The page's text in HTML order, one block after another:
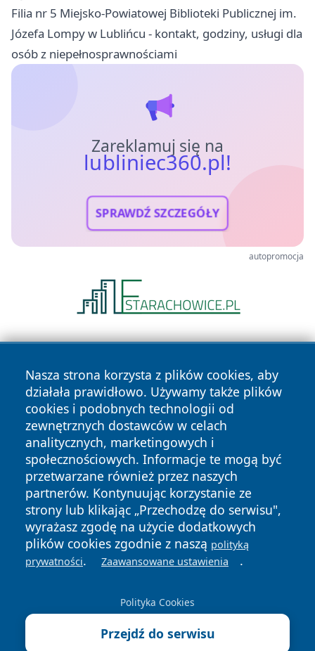
Filia nr 5 Miejsko-Powiatowej Biblioteki Publicznej im.
Józefa Lompy w Lublińcu - kontakt, godziny, usługi dla
osób z niepełnosprawnościami
Zareklamuj się na
lubliniec360.pl!
SPRAWDŹ SZCZEGÓŁY
autopromocja
Nasza strona korzysta z plików cookies, aby
działała prawidłowo. Używamy także plików
cookies i podobnych technologii od
zewnętrznych dostawców w celach
analitycznych, marketingowych i
społecznościowych. Informacje te mogą być
przetwarzane również przez naszych
partnerów. Kontynuując korzystanie ze
strony lub klikając „Przechodzę do serwisu",
wyrażasz zgodę na użycie dodatkowych
plików cookies zgodnie z naszą polityką
prywatności. Zaawansowane ustawienia .
Polityka Cookies
Przejdź do serwisu
Copyright © 2026 lubliniec360.pl Wszystkie prawa
zastrzeżone.
News Autorzy
Polityka
Prywatności
Polityka
Cookies